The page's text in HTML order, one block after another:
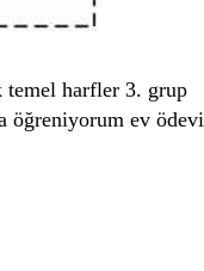
temel harfler 3. grup
öğreniyorum ev ödevi